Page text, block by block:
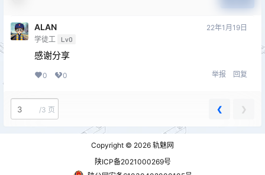
ALAN
学徒工 Lv0
22年1月19日
感谢分享
0 0 举报 回复
/3 页 ❮ ❯
Copyright © 2026 轨魅网
陕ICP备2021000269号